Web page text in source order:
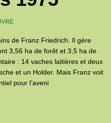
de Franz Friedrich. Il gère
3,56 ha de forêt et 3,5 ha de
: 14 vaches laitières et deux
et un Holder. Mais Franz voit
pour l’aveni